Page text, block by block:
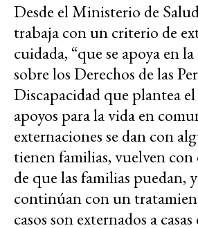
Desde el Ministerio de
trabaja con un criterio de
cuidada, “que se apoya en
sobre los Derechos de las
Discapacidad que plantea el
apoyos para la vida en
externaciones se dan con
tienen familias, vuelven con
de que las familias puedan,
continúan con un
casos son externados a casas